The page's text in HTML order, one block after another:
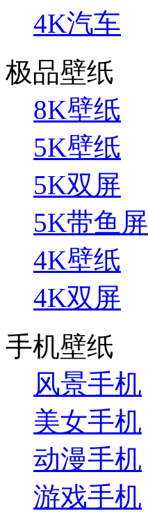
4K汽车
极品壁纸
8K壁纸
5K壁纸
5K双屏
5K带鱼屏
4K壁纸
4K双屏
手机壁纸
风景手机
美女手机
动漫手机
游戏手机